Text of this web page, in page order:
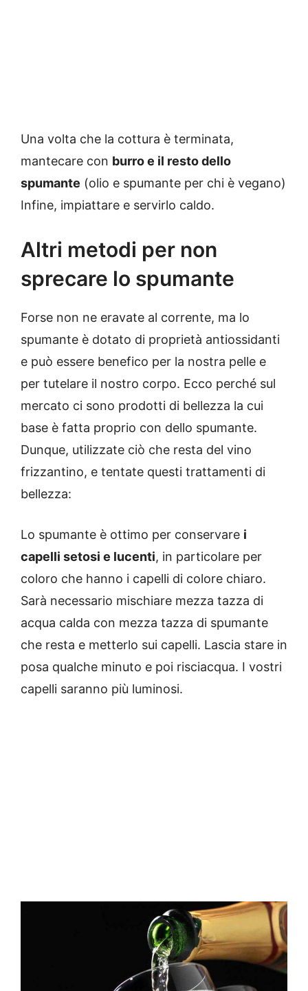
Una volta che la cottura è terminata,
mantecare con burro e il resto dello
spumante (olio e spumante per chi è vegano)
Infine, impiattare e servirlo caldo.
Altri metodi per non
sprecare lo spumante
Forse non ne eravate al corrente, ma lo
spumante è dotato di proprietà antiossidanti
e può essere benefico per la nostra pelle e
per tutelare il nostro corpo. Ecco perché sul
mercato ci sono prodotti di bellezza la cui
base è fatta proprio con dello spumante.
Dunque, utilizzate ciò che resta del vino
frizzantino, e tentate questi trattamenti di
bellezza:
Lo spumante è ottimo per conservare i
capelli setosi e lucenti, in particolare per
coloro che hanno i capelli di colore chiaro.
Sarà necessario mischiare mezza tazza di
acqua calda con mezza tazza di spumante
che resta e metterlo sui capelli. Lascia stare in
posa qualche minuto e poi risciacqua. I vostri
capelli saranno più luminosi.